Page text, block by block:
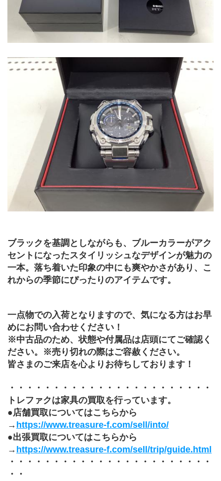
ブラックを基調としながらも、ブルーカラーがアク
セントになったスタイリッシュなデザインが魅力の
一本。落ち着いた印象の中にも爽やかさがあり、こ
れからの季節にぴったりのアイテムです。
一点物での入荷となりますので、気になる方はお早
めにお問い合わせください！
※中古品のため、状態や付属品は店頭にてご確認く
ださい。※売り切れの際はご容赦ください。
皆さまのご来店を心よりお待ちしております！
・・・・・・・・・・・・・・・・・・・・・・・
トレファクは家具の買取を行っています。
●店舗買取についてはこちらから
→ https://www.treasure-f.com/sell/into/
●出張買取についてはこちらから
→ https://www.treasure-f.com/sell/trip/guide.html
・・・・・・・・・・・・・・・・・・・・・・・
・・